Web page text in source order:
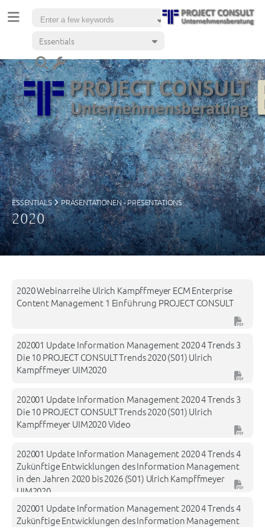
Essentials
ESSENTIALS PRÄSENTATIONEN - PRESENTATIONS
2020
2020 Webinarreihe Ulrich Kampffmeyer ECM Enterprise
Content Management 1 Einführung PROJECT CONSULT
202001 Update Information Management 2020 4 Trends 3
Die 10 PROJECT CONSULT Trends 2020 (S01) Ulrich
Kampffmeyer UIM2020
202001 Update Information Management 2020 4 Trends 3
Die 10 PROJECT CONSULT Trends 2020 (S01) Ulrich
Kampffmeyer UIM2020 Video
202001 Update Information Management 2020 4 Trends 4
Zukünftige Entwicklungen des Information Management
in den Jahren 2020 bis 2026 (S01) Ulrich Kampffmeyer
UIM2020
202001 Update Information Management 2020 4 Trends 4
Zukünftige Entwicklungen des Information Management